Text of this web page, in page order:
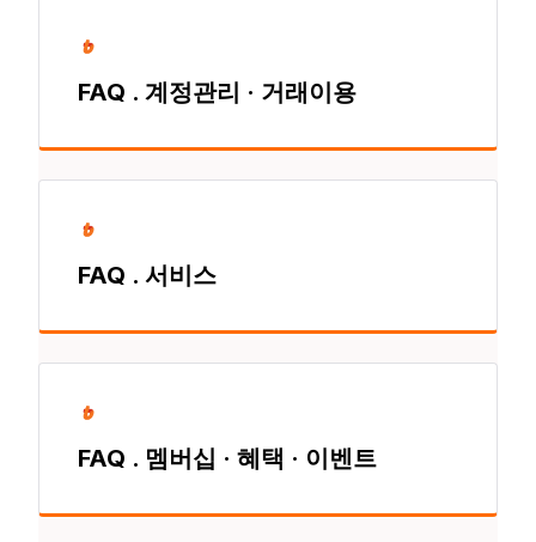
FAQ . 계정관리 · 거래이용
FAQ . 서비스
FAQ . 멤버십 · 혜택 · 이벤트